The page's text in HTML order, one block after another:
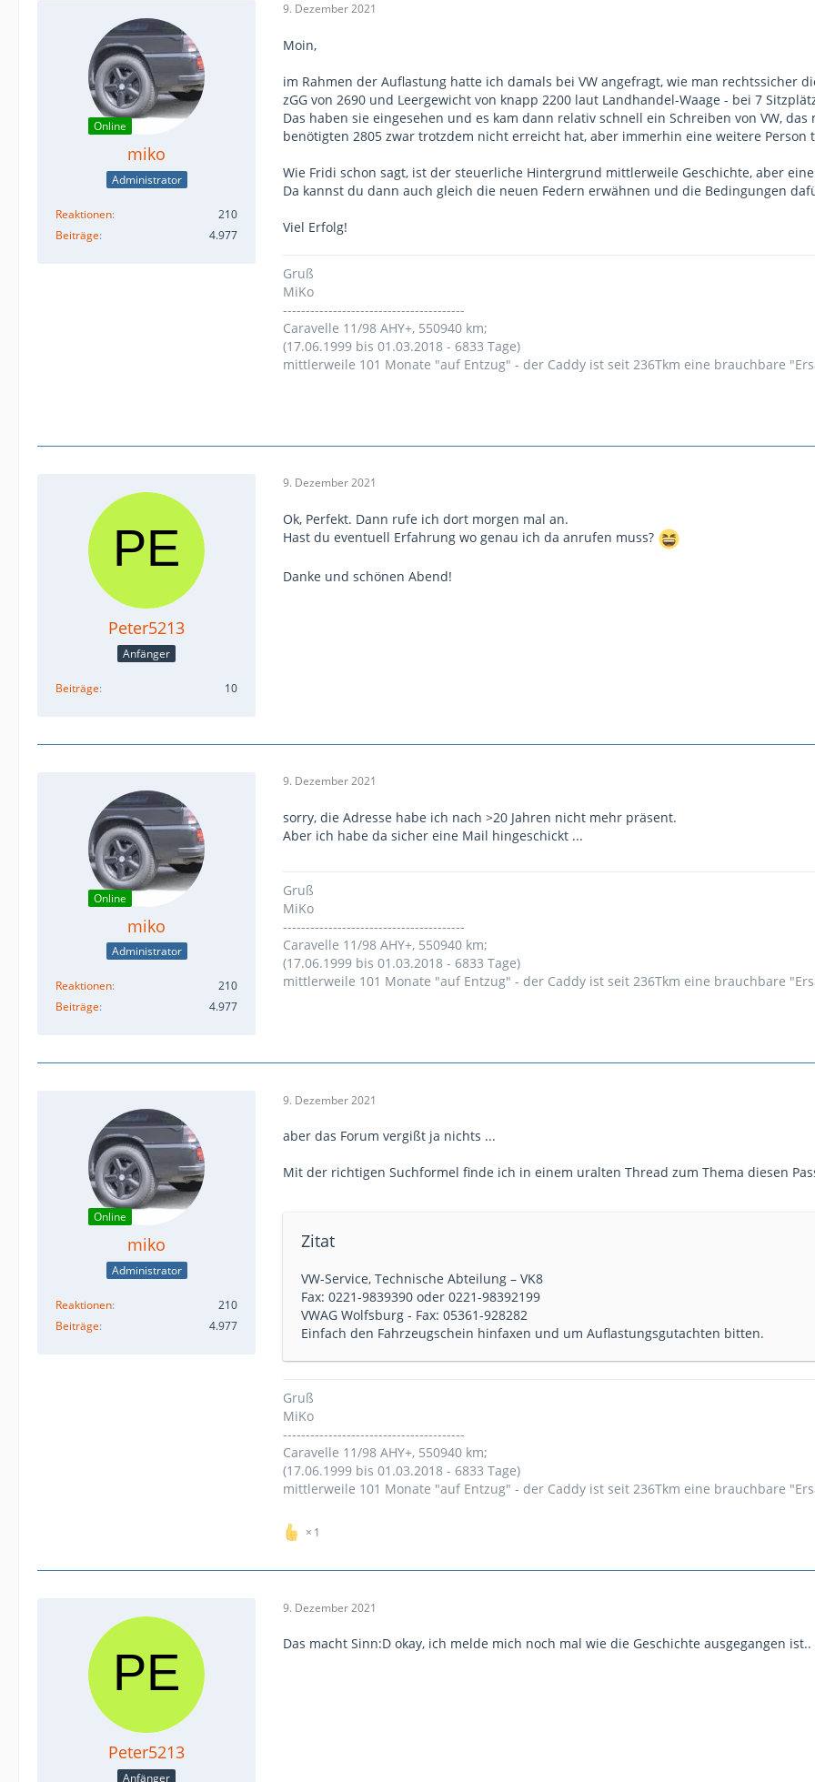
Online
miko
Administrator
Reaktionen
210
Beiträge
4.977
9. Dezember 2021
Moin,
im Rahmen der Auflastung hatte ich damals bei VW angefragt, wie man rechtssicher
zGG von 2690 und Leergewicht von knapp 2200 laut Landhandel-Waage - bei 7
Das haben sie eingesehen und es kam dann relativ schnell ein Schreiben von VW,
benötigten 2805 zwar trotzdem nicht erreicht hat, aber immerhin eine weitere
Wie Fridi schon sagt, ist der steuerliche Hintergrund mittlerweile Geschichte, aber
Da kannst du dann auch gleich die neuen Federn erwähnen und die Bedingungen
Viel Erfolg!
Gruß
MiKo
----------------------------------------
Caravelle 11/98 AHY+, 550940 km;
(17.06.1999 bis 01.03.2018 - 6833 Tage)
mittlerweile 101 Monate "auf Entzug" - der Caddy ist seit 236Tkm eine brauchbare
Peter5213
Anfänger
Beiträge 10
9. Dezember 2021
Ok, Perfekt. Dann rufe ich dort morgen mal an.
Hast du eventuell Erfahrung wo genau ich da anrufen muss?
Danke und schönen Abend!
Online
miko
Administrator
Reaktionen
210
Beiträge
4.977
9. Dezember 2021
sorry, die Adresse habe ich nach >20 Jahren nicht mehr präsent.
Aber ich habe da sicher eine Mail hingeschickt ...
Gruß
MiKo
----------------------------------------
Caravelle 11/98 AHY+, 550940 km;
(17.06.1999 bis 01.03.2018 - 6833 Tage)
mittlerweile 101 Monate "auf Entzug" - der Caddy ist seit 236Tkm eine brauchbare
Online
miko
Administrator
Reaktionen
210
Beiträge
4.977
9. Dezember 2021
aber das Forum vergißt ja nichts ...
Mit der richtigen Suchformel finde ich in einem uralten Thread zum Thema diesen
Zitat
VW-Service, Technische Abteilung – VK8
Fax: 0221-9839390 oder 0221-98392199
VWAG Wolfsburg - Fax: 05361-928282
Einfach den Fahrzeugschein hinfaxen und um Auflastungsgutachten bitten.
Gruß
MiKo
----------------------------------------
Caravelle 11/98 AHY+, 550940 km;
(17.06.1999 bis 01.03.2018 - 6833 Tage)
mittlerweile 101 Monate "auf Entzug" - der Caddy ist seit 236Tkm eine brauchbare
1
Peter5213
Anfänger
9. Dezember 2021
Das macht Sinn:D okay, ich melde mich noch mal wie die Geschichte ausgegangen ist..